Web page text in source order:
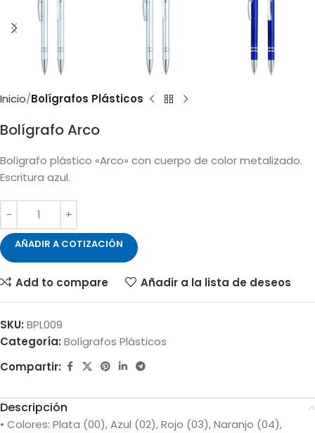
Inicio Bolígrafos Plásticos
Bolígrafo Arco
Bolígrafo plástico «Arco» con cuerpo de color metalizado.
Escritura azul.
AÑADIR A COTIZACIÓN
Add to compare Añadir a la lista de deseos
SKU: BPL009
Categoría: Bolígrafos Plásticos
Compartir:
Descripción
• Colores: Plata (00), Azul (02), Rojo (03), Naranjo (04),